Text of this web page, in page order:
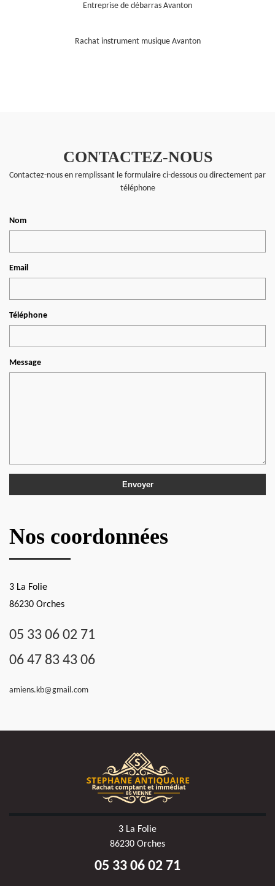
Entreprise de débarras Avanton
Rachat instrument musique Avanton
CONTACTEZ-NOUS
Contactez-nous en remplissant le formulaire ci-dessous ou directement par
téléphone
Nom
Email
Téléphone
Message
Nos coordonnées
3 La Folie
86230 Orches
05 33 06 02 71
06 47 83 43 06
amiens.kb@gmail.com
3 La Folie
86230 Orches
05 33 06 02 71